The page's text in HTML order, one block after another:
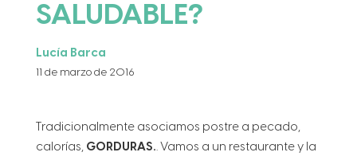
SALUDABLE?
Lucía Barca
11 de marzo de 2016
Tradicionalmente asociamos postre a pecado,
calorías, GORDURAS.. Vamos a un restaurante y la